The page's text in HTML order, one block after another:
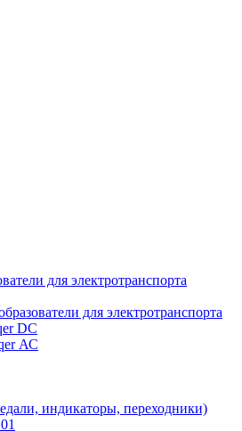
для электротранспорта
для электротранспорта
DC
АС
индикаторы, переходники)